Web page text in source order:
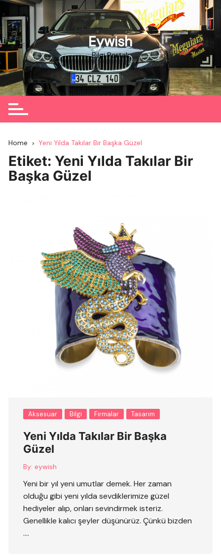
Skip
to
content
Eywish
Bilgi Portalı
Home Yeni Yılda Takılar Bir Başka Güzel
Etiket:Yeni Yılda Takılar Bir
Başka Güzel
Aksesuar Bilgi Firmalar Tasarım
Yeni Yılda Takılar Bir Başka
Güzel
By: eywish
Yeni bir yıl yeni umutlar demek. Her zaman
olduğu gibi yeni yılda sevdiklerimize güzel
hediyeler alıp, onları sevindirmek isteriz.
Genellikle kalıcı şeyler düşünürüz. Çünkü bizden
….